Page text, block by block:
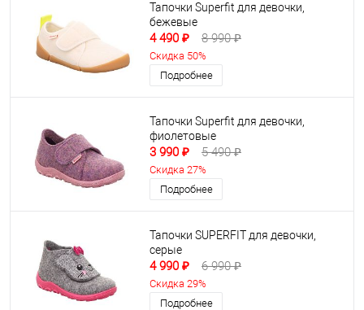
Тапочки Superfit для девочки,
бежевые
4 490 ₽ 8 990 ₽
Скидка 50%
Подробнее
Тапочки Superfit для девочки,
фиолетовые
3 990 ₽ 5 490 ₽
Скидка 27%
Подробнее
Тапочки SUPERFIT для девочки,
серые
4 990 ₽ 6 990 ₽
Скидка 29%
Подробнее